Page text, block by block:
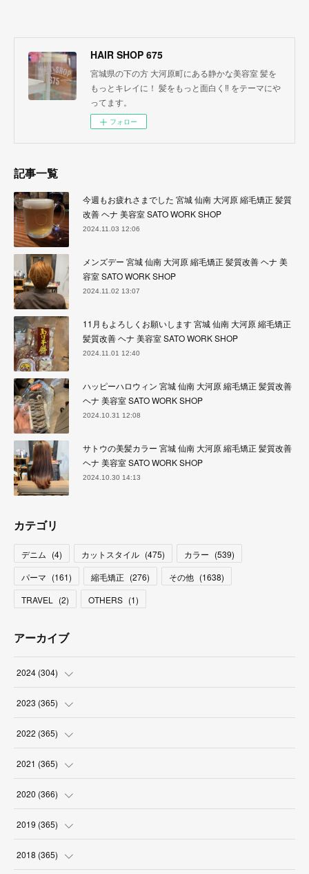
HAIR SHOP 675
宮城県の下の方 大河原町にある静かな美容室 髪を
もっとキレイに！ 髪をもっと面白く‼︎ をテーマにや
ってます。
フォロー
記事一覧
今週もお疲れさまでした 宮城 仙南 大河原 縮毛矯正 髪質
改善 ヘナ 美容室 SATO WORK SHOP
2024.11.03 12:06
メンズデー 宮城 仙南 大河原 縮毛矯正 髪質改善 ヘナ 美
容室 SATO WORK SHOP
2024.11.02 13:07
11月もよろしくお願いします 宮城 仙南 大河原 縮毛矯正
髪質改善 ヘナ 美容室 SATO WORK SHOP
2024.11.01 12:40
ハッピーハロウィン 宮城 仙南 大河原 縮毛矯正 髪質改善
ヘナ 美容室 SATO WORK SHOP
2024.10.31 12:08
サトウの美髪カラー 宮城 仙南 大河原 縮毛矯正 髪質改善
ヘナ 美容室 SATO WORK SHOP
2024.10.30 14:13
カテゴリ
デニム (4) カットスタイル (475) カラー (539)
パーマ (161) 縮毛矯正 (276) その他 (1638)
TRAVEL
(2) OTHERS (1)
アーカイブ
2024 (304)
(3)
(31
(30
(31
2023 (365)
(31
(30
(31
(30
2022 (365)
(31
(30
(31
(30
2021 (365)
(31
(30
(31
2020 (366)
(31
(30
2019 (365)
(31
2018 (365)